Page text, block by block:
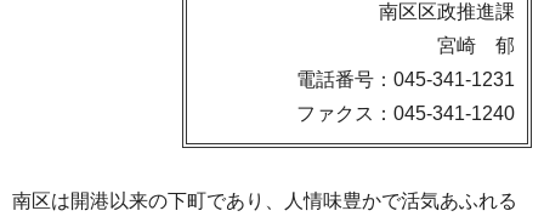
南区区政推進課
宮崎 郁
電話番号：045-341-1231
ファクス：045-341-1240
南区は開港以来の下町であり、人情味豊かで活気あふれる